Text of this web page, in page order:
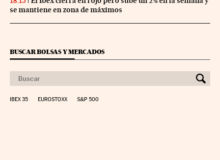
se mantiene en zona de máximos
BUSCAR BOLSAS Y MERCADOS
IBEX 35 EUROSTOXX S&P 500